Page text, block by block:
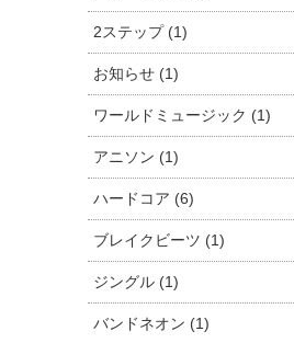
2ステップ (1)
お知らせ (1)
ワールドミュージック (1)
アニソン (1)
ハードコア (6)
ブレイクビーツ (1)
ジングル (1)
バンドネオン (1)